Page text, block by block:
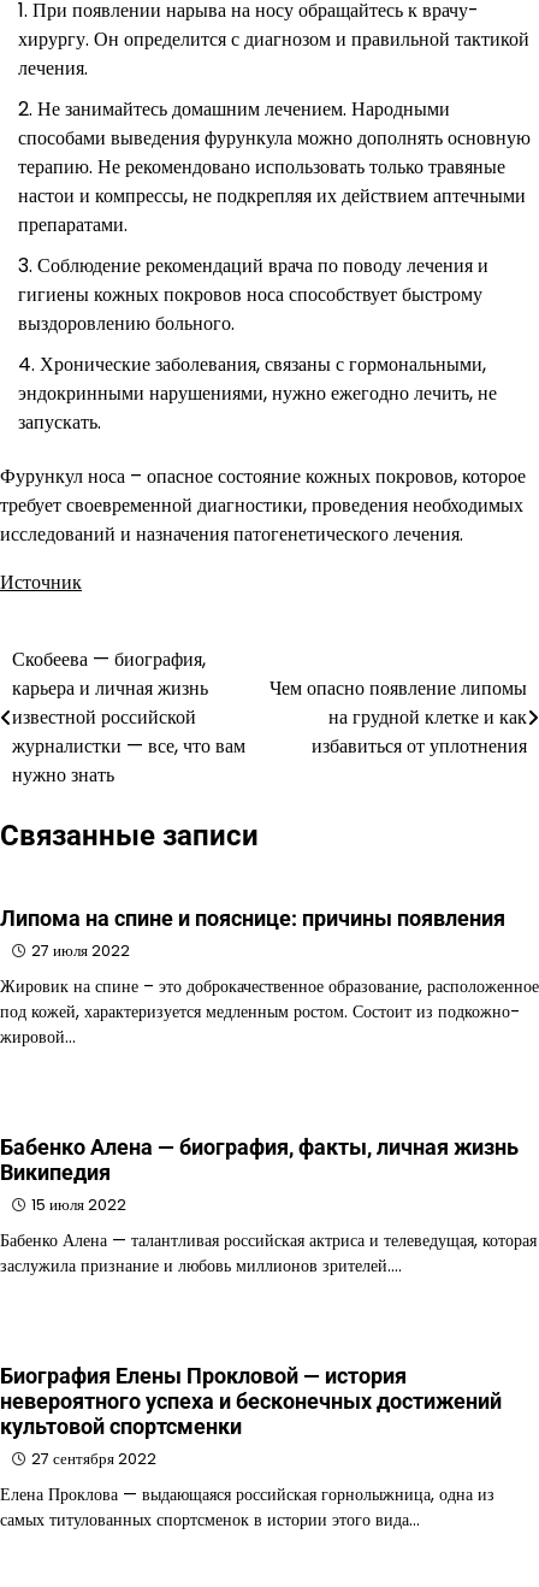
При появлении нарыва на носу обращайтесь к врачу-
хирургу. Он определится с диагнозом и правильной тактикой
лечения.
Не занимайтесь домашним лечением. Народными
способами выведения фурункула можно дополнять основную
терапию. Не рекомендовано использовать только травяные
настои и компрессы, не подкрепляя их действием аптечными
препаратами.
Соблюдение рекомендаций врача по поводу лечения и
гигиены кожных покровов носа способствует быстрому
выздоровлению больного.
Хронические заболевания, связаны с гормональными,
эндокринными нарушениями, нужно ежегодно лечить, не
запускать.
Фурункул носа – опасное состояние кожных покровов, которое
требует своевременной диагностики, проведения необходимых
исследований и назначения патогенетического лечения.
Источник
Навигация
по
записям
Скобеева — биография,
карьера и личная жизнь
известной российской
журналистки — все, что вам
нужно знать
Чем опасно появление липомы
на грудной клетке и как
избавиться от уплотнения
Связанные записи
Липома на спине и пояснице: причины появления
27 июля 2022
Жировик на спине – это доброкачественное образование, расположенное
под кожей, характеризуется медленным ростом. Состоит из подкожно-
жировой…
Бабенко Алена — биография, факты, личная жизнь
Википедия
15 июля 2022
Бабенко Алена — талантливая российская актриса и телеведущая, которая
заслужила признание и любовь миллионов зрителей.…
Биография Елены Прокловой — история
невероятного успеха и бесконечных достижений
культовой спортсменки
27 сентября 2022
Елена Проклова — выдающаяся российская горнолыжница, одна из
самых титулованных спортсменок в истории этого вида…